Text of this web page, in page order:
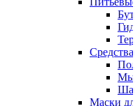
Маски